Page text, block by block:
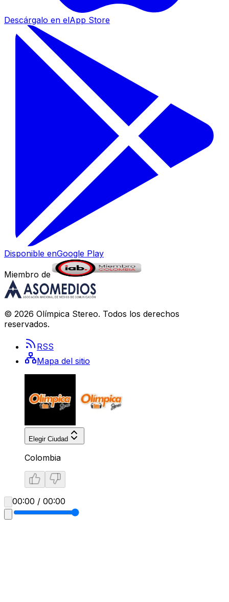
Descárgalo en elApp Store
Disponible enGoogle Play
Miembro de
© 2026 Olímpica Stereo. Todos los derechos
reservados.
RSS
Mapa del sitio
Elegir Ciudad
Colombia
00:00 / 00:00